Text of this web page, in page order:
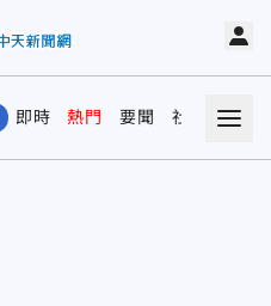
即時 熱門 要聞 社會 娛樂